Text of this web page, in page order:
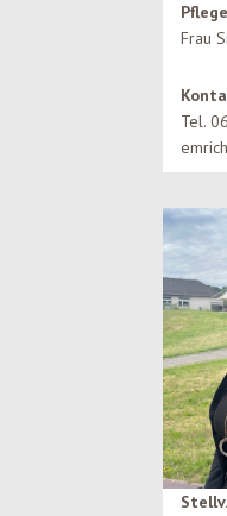
Frau
Tel.